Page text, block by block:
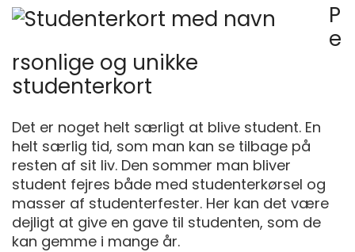
P
e
rsonlige og unikke
studenterkort
Det er noget helt særligt at blive student. En
helt særlig tid, som man kan se tilbage på
resten af sit liv. Den sommer man bliver
student fejres både med studenterkørsel og
masser af studenterfester. Her kan det være
dejligt at give en gave til studenten, som de
kan gemme i mange år.